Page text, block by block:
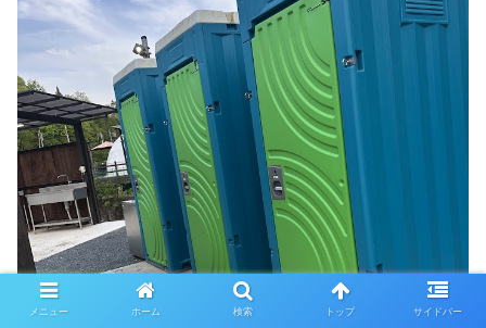
メニュー ホーム 検索 トップ サイドバー